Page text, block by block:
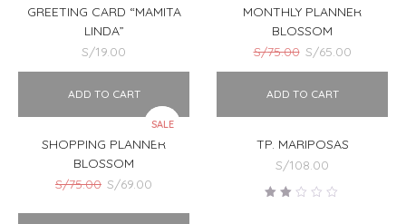
GREETING CARD “MAMITA
LINDA”
S/19.00
MONTHLY PLANNER
BLOSSOM
S/75.00 El
precio
original
S/65.00El
precio
SALE
ADD TO CART
SHOPPING PLANNER
BLOSSOM
S/75.00 El
S/69.00
ADD TO CART
TP. MARIPOSAS
S/108.00